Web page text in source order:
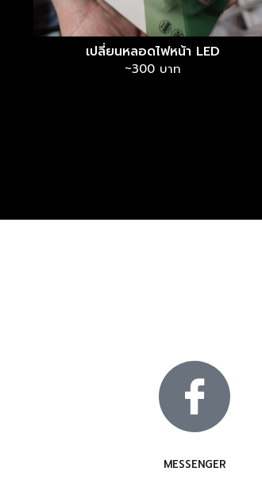
เปลี่ยนหลอดไฟหน้า LED
~300 บาท
MESSENGER